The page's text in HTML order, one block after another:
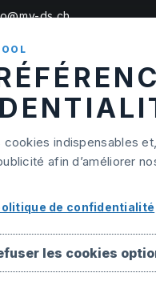
cookies indispensables
afin d’améliorer
de confidentialité
les cookies
ds.ch